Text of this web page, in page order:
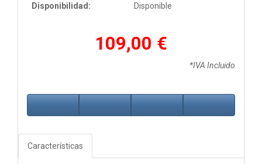
Disponibilidad: Disponible
109,00 €
*IVA Incluido
Características